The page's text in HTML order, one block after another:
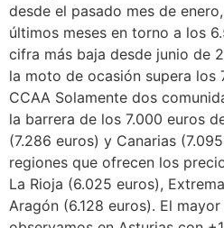
desde el pasado mes de
últimos meses en torno a los
cifra más baja desde junio de
la moto de ocasión supera los
CCAA Solamente dos
la barrera de los 7.000 euros
(7.286 euros) y Canarias
regiones que ofrecen los
La Rioja (6.025 euros),
Aragón (6.128 euros). El